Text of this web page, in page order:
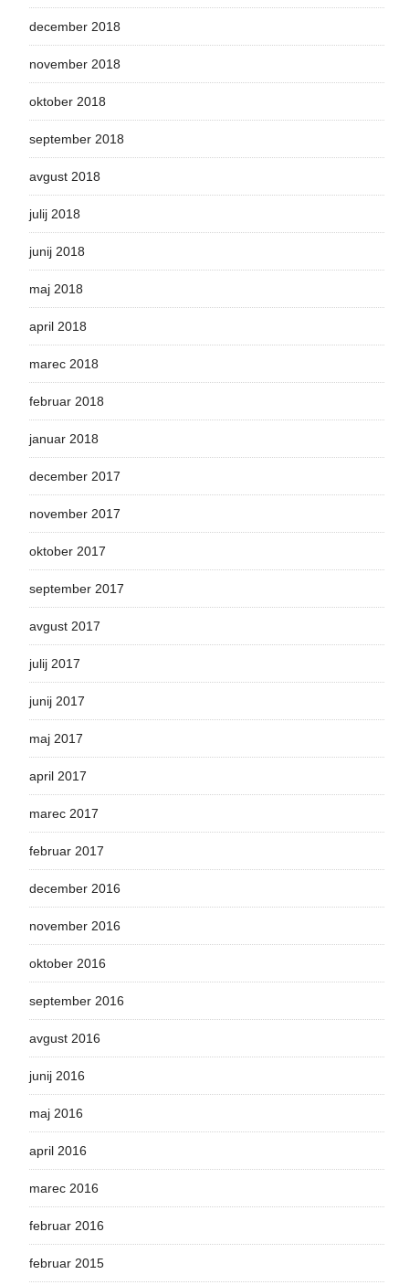
december 2018
november 2018
oktober 2018
september 2018
avgust 2018
julij 2018
junij 2018
maj 2018
april 2018
marec 2018
februar 2018
januar 2018
december 2017
november 2017
oktober 2017
september 2017
avgust 2017
julij 2017
junij 2017
maj 2017
april 2017
marec 2017
februar 2017
december 2016
november 2016
oktober 2016
september 2016
avgust 2016
junij 2016
maj 2016
april 2016
marec 2016
februar 2016
februar 2015